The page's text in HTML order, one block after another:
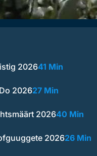
202641 Min
202627 Min
202640 Min
202626 Min